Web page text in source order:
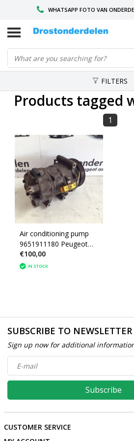
WHATSAPP FOTO VAN
VOOR 16.00 BESTELD,
GESPECIALISEERD
FILTERS
Products tagged
1
Air conditioning pump
9651911180 Peugeot
307 Sanden SD6C12
1350F
€100,00
IN STOCK
SUBSCRIBE TO NEWSLETTER
Sign up now for additional
Subscribe
CUSTOMER SERVICE